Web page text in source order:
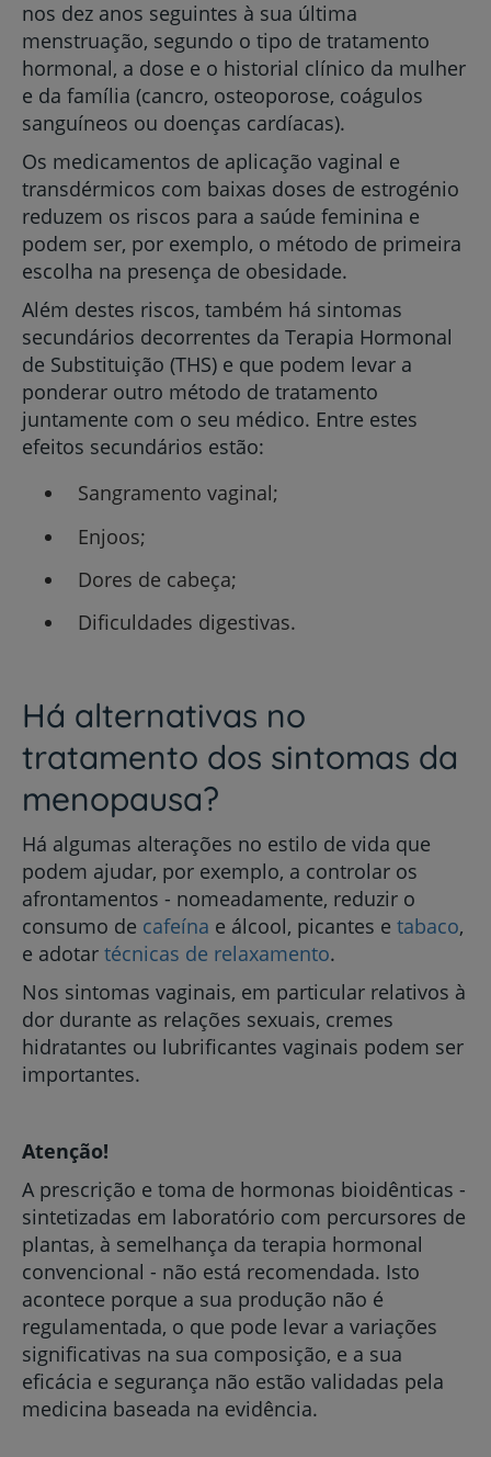
nos dez anos seguintes à sua última
menstruação, segundo o tipo de tratamento
hormonal, a dose e o historial clínico da mulher
e da família (cancro, osteoporose, coágulos
sanguíneos ou doenças cardíacas).
Os medicamentos de aplicação vaginal e
transdérmicos com baixas doses de estrogénio
reduzem os riscos para a saúde feminina e
podem ser, por exemplo, o método de primeira
escolha na presença de obesidade.
Além destes riscos, também há sintomas
secundários decorrentes da Terapia Hormonal
de Substituição (THS) e que podem levar a
ponderar outro método de tratamento
juntamente com o seu médico. Entre estes
efeitos secundários estão:
Sangramento vaginal;
Enjoos;
Dores de cabeça;
Dificuldades digestivas.
Há alternativas no
tratamento dos sintomas da
menopausa?
Há algumas alterações no estilo de vida que
podem ajudar, por exemplo, a controlar os
afrontamentos - nomeadamente, reduzir o
consumo de cafeína e álcool, picantes e tabaco,
e adotar técnicas de relaxamento.
Nos sintomas vaginais, em particular relativos à
dor durante as relações sexuais, cremes
hidratantes ou lubrificantes vaginais podem ser
importantes.
Atenção!
A prescrição e toma de hormonas bioidênticas -
sintetizadas em laboratório com percursores de
plantas, à semelhança da terapia hormonal
convencional - não está recomendada. Isto
acontece porque a sua produção não é
regulamentada, o que pode levar a variações
significativas na sua composição, e a sua
eficácia e segurança não estão validadas pela
medicina baseada na evidência.